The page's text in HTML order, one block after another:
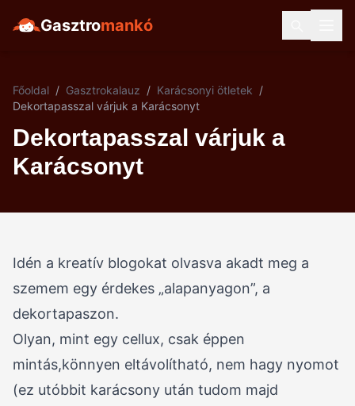
Gasztromankó
Főoldal / Gasztrokalauz / Karácsonyi ötletek /
Dekortapasszal várjuk a Karácsonyt
Dekortapasszal várjuk a
Karácsonyt
Idén a kreatív blogokat olvasva akadt meg a
szemem egy érdekes „alapanyagon”, a
dekortapaszon.
Olyan, mint egy cellux, csak éppen
mintás,könnyen eltávolítható, nem hagy nyomot
(ez utóbbit karácsony után tudom majd